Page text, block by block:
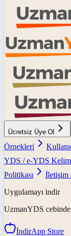
Ücretsiz Üye Ol
Örnekleri
YDS / e-YDS
Politikası
İletişim
Uygulamayı indir
UzmanYDS
İndirApp Store